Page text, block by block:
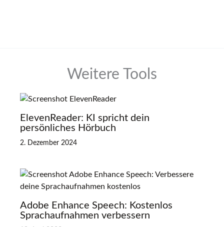
Weitere Tools
ElevenReader: KI spricht dein
persönliches Hörbuch
2. Dezember 2024
Adobe Enhance Speech: Kostenlos
Sprachaufnahmen verbessern